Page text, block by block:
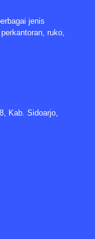
jenis
ruko,
Kab. Sidoarjo,